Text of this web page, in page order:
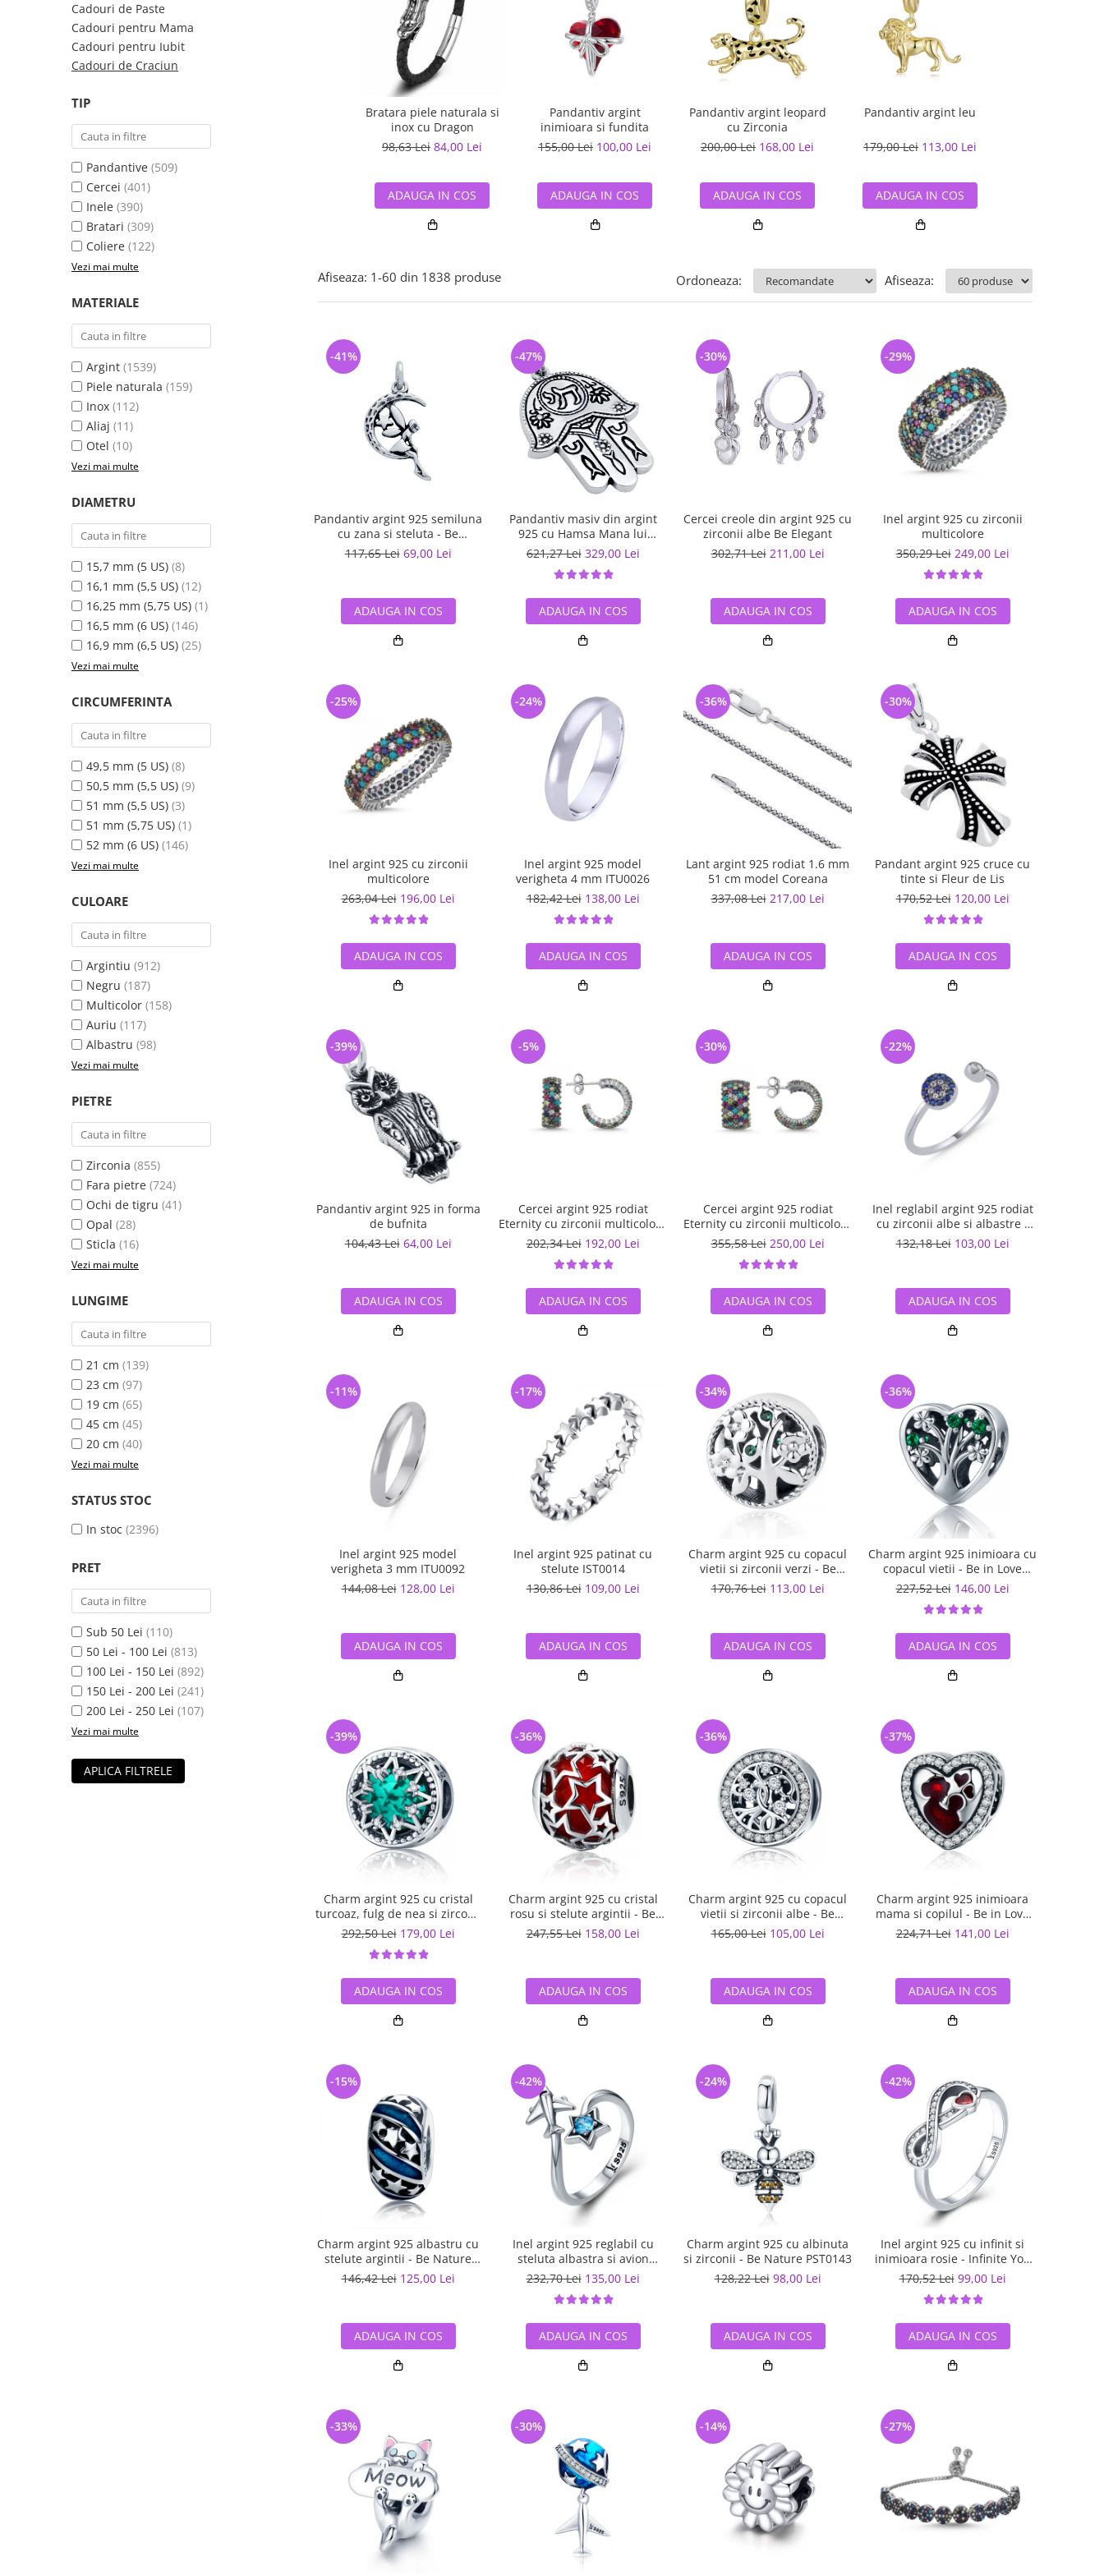
semipretioase
Bijuterii argint placat cu aur
Bijuterii argint cu diverse
Bijuterii argint cu murano
Bijuterii de Lux
Bijuterii gotice si rock
Bijuterii Handmade
Bijuterii fantezie
Casete si cutii de bijuterii
Bijuterii tungsten
Accesorii Piele
Solutii si lavete de curatare
bijuterii argint
Cadouri de Paste
Cadouri pentru Mama
Cadouri pentru Iubit
Cadouri de Craciun
TIP
Pandantive (509)
Cercei (401)
Inele (390)
Bratari (309)
Coliere (122)
Vezi mai multe
MATERIALE
Argint (1539)
Piele naturala (159)
Inox (112)
Aliaj (11)
Otel (10)
Vezi mai multe
DIAMETRU
15,7 mm (5 US) (8)
16,1 mm (5,5 US) (12)
16,25 mm (5,75 US) (1)
16,5 mm (6 US) (146)
16,9 mm (6,5 US) (25)
Vezi mai multe
CIRCUMFERINTA
49,5 mm (5 US) (8)
50,5 mm (5,5 US) (9)
51 mm (5,5 US) (3)
51 mm (5,75 US) (1)
52 mm (6 US) (146)
Vezi mai multe
CULOARE
Argintiu (912)
Negru (187)
Multicolor (158)
Auriu (117)
Albastru (98)
Vezi mai multe
PIETRE
Zirconia (855)
Fara pietre (724)
Ochi de tigru (41)
Opal (28)
Sticla (16)
Vezi mai multe
LUNGIME
21 cm (139)
23 cm (97)
19 cm (65)
45 cm (45)
20 cm (40)
Vezi mai multe
STATUS STOC
In stoc (2396)
PRET
Sub 50 Lei (110)
50 Lei - 100 Lei (813)
100 Lei - 150 Lei (892)
150 Lei - 200 Lei (241)
200 Lei - 250 Lei (107)
Vezi mai multe
APLICA FILTRELE
Bratara piele naturala si
inox cu Dragon
98,63 Lei 84,00 Lei
ADAUGA IN COS
Pandantiv argint
inimioara si fundita
155,00 Lei 100,00 Lei
ADAUGA IN COS
Pandantiv argint leopard
cu Zirconia
200,00 Lei 168,00 Lei
ADAUGA IN COS
Pandantiv argint leu
179,00 Lei 113,00 Lei
ADAUGA IN COS
Afiseaza: 1-60 din 1838 produse Afiseaza:
Ordoneaza:
Pandantiv argint 925 semiluna
cu zana si steluta - Be
Fantastic PSX0560
117,65 Lei 69,00 Lei
-41%
ADAUGA IN COS
Pandantiv masiv din argint
925 cu Hamsa Mana lui
Fatima
621,27 Lei 329,00 Lei
-47%
ADAUGA IN COS
Cercei creole din argint 925 cu
zirconii albe Be Elegant
302,71 Lei 211,00 Lei
-30%
ADAUGA IN COS
Inel argint 925 cu zirconii
multicolore
350,29 Lei 249,00 Lei
-29%
ADAUGA IN COS
Inel argint 925 cu zirconii
multicolore
263,04 Lei 196,00 Lei
-25%
ADAUGA IN COS
Inel argint 925 model
verigheta 4 mm ITU0026
182,42 Lei 138,00 Lei
-24%
ADAUGA IN COS
Lant argint 925 rodiat 1.6 mm
51 cm model Coreana
337,08 Lei 217,00 Lei
-36%
ADAUGA IN COS
Pandant argint 925 cruce cu
tinte si Fleur de Lis
170,52 Lei 120,00 Lei
-30%
ADAUGA IN COS
Pandantiv argint 925 in forma
de bufnita
104,43 Lei 64,00 Lei
-39%
ADAUGA IN COS
Cercei argint 925 rodiat
Eternity cu zirconii multicolore
ETU0028
202,34 Lei 192,00 Lei
-5%
ADAUGA IN COS
Cercei argint 925 rodiat
Eternity cu zirconii multicolore
ETU0036
355,58 Lei 250,00 Lei
-30%
ADAUGA IN COS
Inel reglabil argint 925 rodiat
cu zirconii albe si albastre -
Be Elegant ITU0109
132,18 Lei 103,00 Lei
-22%
ADAUGA IN COS
Inel argint 925 model
verigheta 3 mm ITU0092
144,08 Lei 128,00 Lei
-11%
ADAUGA IN COS
Inel argint 925 patinat cu
stelute IST0014
130,86 Lei 109,00 Lei
-17%
ADAUGA IN COS
Charm argint 925 cu copacul
vietii si zirconii verzi - Be
Nature PST0059
170,76 Lei 113,00 Lei
-34%
ADAUGA IN COS
Charm argint 925 inimioara cu
copacul vietii - Be in Love
PST0105
227,52 Lei 146,00 Lei
-36%
ADAUGA IN COS
Charm argint 925 cu cristal
turcoaz, fulg de nea si zirconii
albe - Be Nature PST0110
292,50 Lei 179,00 Lei
-39%
ADAUGA IN COS
Charm argint 925 cu cristal
rosu si stelute argintii - Be
Nature PST0115
247,55 Lei 158,00 Lei
-36%
ADAUGA IN COS
Charm argint 925 cu copacul
vietii si zirconii albe - Be
Nature PST0120
165,00 Lei 105,00 Lei
-36%
ADAUGA IN COS
Charm argint 925 inimioara
mama si copilul - Be in Love
PST0122
224,71 Lei 141,00 Lei
-37%
ADAUGA IN COS
Charm argint 925 albastru cu
stelute argintii - Be Nature
PST0123
146,42 Lei 125,00 Lei
-15%
ADAUGA IN COS
Inel argint 925 reglabil cu
steluta albastra si avion
argintiu - Be Nature IST0047
232,70 Lei 135,00 Lei
-42%
ADAUGA IN COS
Charm argint 925 cu albinuta
si zirconii - Be Nature PST0143
128,22 Lei 98,00 Lei
-24%
ADAUGA IN COS
Inel argint 925 cu infinit si
inimioara rosie - Infinite You
IST0062
170,52 Lei 99,00 Lei
-42%
ADAUGA IN COS
-33% -30% -14% -27%